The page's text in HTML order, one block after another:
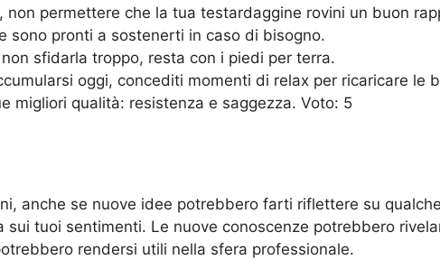
permettere che la tua testardaggine rovini un buon
sono pronti a sostenerti in caso di bisogno.
sfidarla troppo, resta con i piedi per terra.
oggi, concediti momenti di relax per ricaricare le
migliori qualità: resistenza e saggezza. Voto: 5
anche se nuove idee potrebbero farti riflettere su
tuoi sentimenti. Le nuove conoscenze potrebbero
rendersi utili nella sfera professionale.